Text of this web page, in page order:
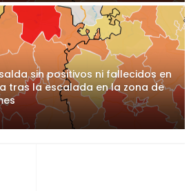
sin positivos ni fallecidos en
tras la escalada en la zona de